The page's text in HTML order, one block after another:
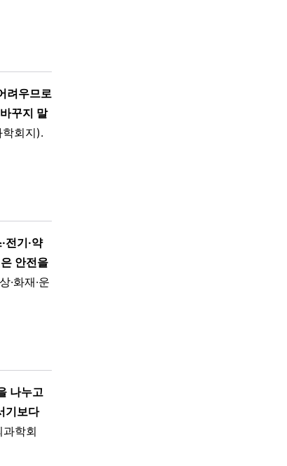
려우므로
꾸지 말
회지).
전기·약
안전을
·화재·운
나누고
기보다
학회